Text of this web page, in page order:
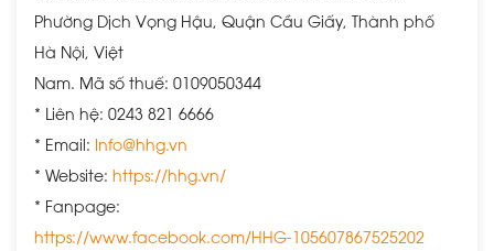
Phường Dịch Vọng Hậu, Quận Cầu Giấy, Thành phố
Hà Nội, Việt
Nam. Mã số thuế: 0109050344
* Liên hệ: 0243 821 6666
* Email: Info@hhg.vn
* Website: https://hhg.vn/
* Fanpage:
https://www.facebook.com/HHG-105607867525202